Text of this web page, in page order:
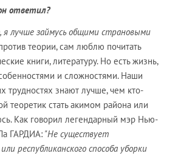
ответил?
я лучше займусь общими страновыми
теории, сам люблю почитать
книги, литературу. Но есть жизнь,
и сложностями. Наши
трудностях знают лучше, чем кто-
теоретик стать акимом района или
Как говорил легендарный мэр Нью-
ГАРДИА: "Не существует
республиканского способа уборки